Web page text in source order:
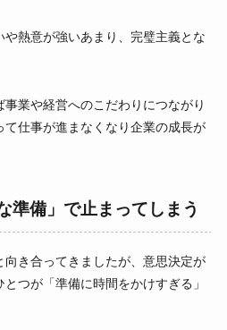
熱意が強いあまり、完璧主義とな
業や経営へのこだわりにつながり
て仕事が進まなくなり企業の成長が
準備」で止まってしまう
き合ってきましたが、意思決定が
つが「準備に時間をかけすぎる」